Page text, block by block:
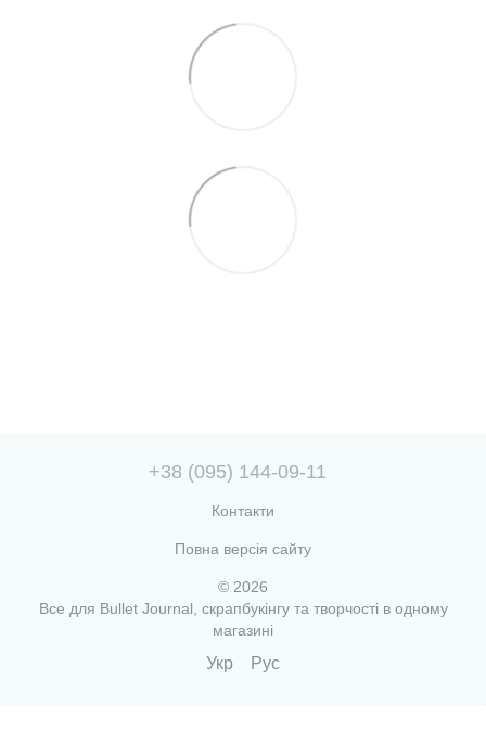
+38 (095) 144-09-11
Контакти
Повна версія сайту
© 2026
Все для Bullet Journal, скрапбукінгу та творчості в одному
магазині
Укр Рус